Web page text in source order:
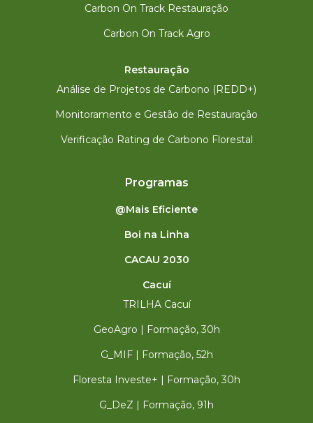
Carbon On Track Restauração
Carbon On Track Agro
Restauração
Análise de Projetos de Carbono (REDD+)
Monitoramento e Gestão de Restauração
Verificação Rating de Carbono Florestal
Programas
@Mais Eficiente
Boi na Linha
CACAU 2030
Cacuí
TRILHA Cacuí
GeoAgro | Formação, 30h
G_MIF | Formação, 52h
Floresta Investe+ | Formação, 30h
G_DeZ | Formação, 91h